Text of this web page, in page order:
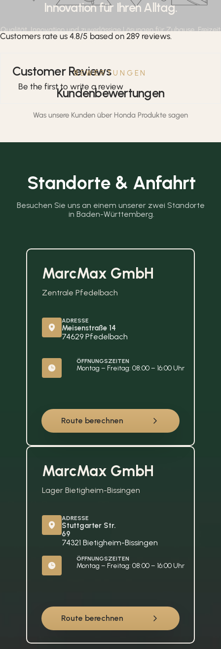
Innovation für Ihren Alltag.
Qualität, Innovation und zuverlässige Lösungen für Zuhause, Freizeit
und professionelle Anwendungen.
BEWERTUNGEN
Kundenbewertungen
Was unsere Kunden über Honda Produkte sagen
Customers rate us 4.8/5 based on 289 reviews.
Customer Reviews
Be the first to write a review
Standorte & Anfahrt
Besuchen Sie uns an einem unserer zwei Standorte
in Baden-Württemberg.
MarcMax GmbH
Zentrale Pfedelbach
Route berechnen
ADRESSE
Meisenstraße 14
74629 Pfedelbach
ÖFFNUNGSZEITEN
Montag – Freitag: 08:00 – 16:00 Uhr
MarcMax GmbH
Lager Bietigheim-Bissingen
Route berechnen
ADRESSE
Stuttgarter Str.
69
74321 Bietigheim-Bissingen
ÖFFNUNGSZEITEN
Montag – Freitag: 08:00 – 16:00 Uhr